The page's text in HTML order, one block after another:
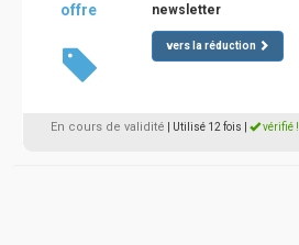
offre
newsletter
vers la réduction
En cours de validité | Utilisé 12 fois vérifié !